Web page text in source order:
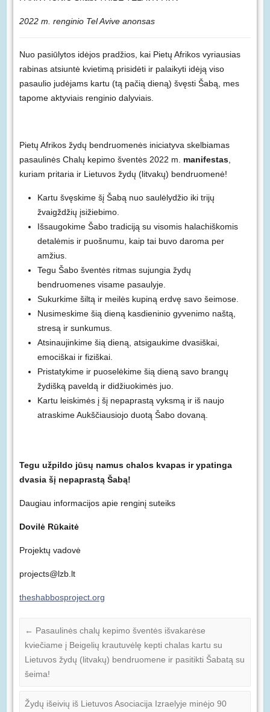
2022 m. renginio Tel Avive anonsas
Nuo pasiūlytos idėjos pradžios, kai Pietų Afrikos vyriausias
rabinas atsiuntė kvietimą prisidėti ir palaikyti idėją viso
pasaulio judėjams kartu (tą pačią dieną) švęsti Šabą, mes
tapome aktyviais renginio dalyviais.
Pietų Afrikos žydų bendruomenės iniciatyva skelbiamas
pasaulinės Chalų kepimo šventės 2022 m. manifestas,
kuriam pritaria ir Lietuvos žydų (litvakų) bendruomenė!
Kartu švęskime šį Šabą nuo saulėlydžio iki trijų
žvaigždžių įsižiebimo.
Išsaugokime Šabo tradiciją su visomis halachiškomis
detalėmis ir puošnumu, kaip tai buvo daroma per
amžius.
Tegu Šabo šventės ritmas sujungia žydų
bendruomenes visame pasaulyje.
Sukurkime šiltą ir meilės kupiną erdvę savo šeimose.
Nusimeskime šią dieną kasdieninio gyvenimo naštą,
stresą ir sunkumus.
Atsinaujinkime šią dieną, atsigaukime dvasiškai,
emociškai ir fiziškai.
Pristatykime ir puoselėkime šią dieną savo brangų
žydišką paveldą ir didžiuokimės juo.
Kartu leiskimės į šį nepaprastą vyksmą ir iš naujo
atraskime Aukščiausiojo duotą Šabo dovaną.
Tegu užpildo jūsų namus chalos kvapas ir ypatinga
dvasia šį nepaprastą Šabą!
Daugiau informacijos apie renginį suteiks
Dovilė Rūkaitė
Projektų vadovė
projects@lzb.lt
theshabbosproject.org
← Pasaulinės chalų kepimo šventės išvakarėse
kviečiame į Beigelių krautuvėlę kepti chalas kartu su
Lietuvos žydų (litvakų) bendruomene ir pasitikti Šabatą su
šeima!
Žydų išeivių iš Lietuvos Asociacija Izraelyje minėjo 90